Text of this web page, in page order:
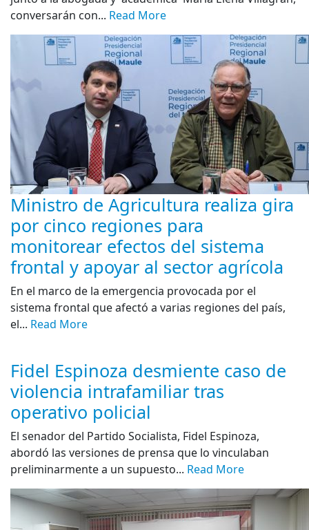
conversarán con... Read More
Ministro de Agricultura realiza gira
por cinco regiones para
monitorear efectos del sistema
frontal y apoyar al sector agrícola
En el marco de la emergencia provocada por el
sistema frontal que afectó a varias regiones del país,
el... Read More
Fidel Espinoza desmiente caso de
violencia intrafamiliar tras
operativo policial
El senador del Partido Socialista, Fidel Espinoza,
abordó las versiones de prensa que lo vinculaban
preliminarmente a un supuesto... Read More